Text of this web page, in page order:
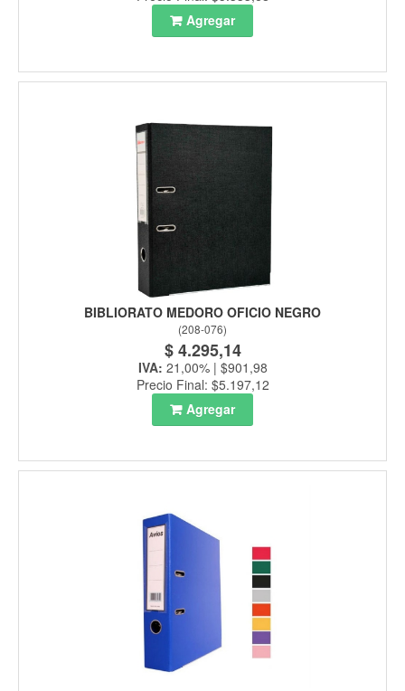
Agregar
BIBLIORATO MEDORO OFICIO NEGRO
(208-076)
$ 4.295,14
IVA: 21,00% | $901,98
Precio Final: $5.197,12
Agregar